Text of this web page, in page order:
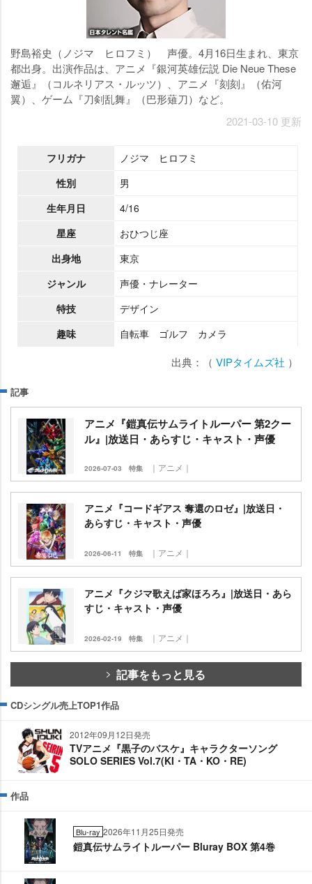
野島裕史（ノジマ ヒロフミ） 声優。4月16日生まれ、東京
都出身。出演作品は、アニメ『銀河英雄伝説 Die Neue These
邂逅』（コルネリアス・ルッツ）、アニメ『刻刻』（佑河
翼）、ゲーム『刀剣乱舞』（巴形薙刀）など。
2021-03-10 更新
フリガナ
ノジマ ヒロフミ
性別
男
生年月日
4/16
星座
おひつじ座
出身地
東京
ジャンル
声優・ナレーター
特技
デザイン
趣味
自転車 ゴルフ カメラ
出典：（ VIPタイムズ社 ）
記事
アニメ『鎧真伝サムライトルーパー 第2クー
ル』|放送日・あらすじ・キャスト・声優
2026-07-03 特集 ｜アニメ｜
アニメ『コードギアス 奪還のロゼ』|放送日・
あらすじ・キャスト・声優
2026-06-11 特集 ｜アニメ｜
アニメ『クジマ歌えば家ほろろ』|放送日・あら
すじ・キャスト・声優
2026-02-19 特集 ｜アニメ｜
記事をもっと見る
CDシングル売上TOP1作品
2012年09月12日発売
TVアニメ『黒子のバスケ』キャラクターソング
SOLO SERIES Vol.7(KI・TA・KO・RE)
作品
Blu-ray 2026年11月25日発売
鎧真伝サムライトルーパー Bluray BOX 第4巻